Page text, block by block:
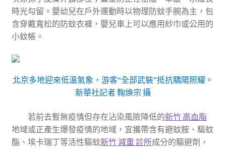
時光勾留。嬰幼兒在戶外運動時以物理防蚊手腕為主，包
含穿戴寬松的防蚊衣褲，嬰兒車上可以應用紗巾或公用的
小蚊帳。
北京多地迎來低溫氣象，游客“全部武裝”抵抗驕陽照耀。
新華社記者 鞠煥宗 攝
若前去暫無疫情但存在沾染風險降低的新竹 高血脂
地域或正產生爆發疫情的地域，宜攜帶含有避蚊胺、驅蚊
酯、埃卡瑞丁等活性驅蚊新竹 減重 診所成分的驅避劑，